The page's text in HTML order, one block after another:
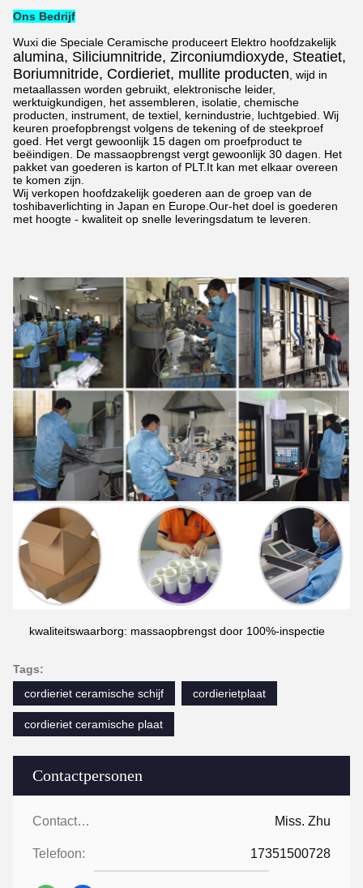
Contactpersonen
Contactpersonen: Miss. Zhu
Telefoon: 17351500728
Ons Bedrijf
Wuxi die Speciale Ceramische produceert Elektro hoofdzakelijk
alumina, Siliciumnitride, Zirconiumdioxyde, Steatiet,
Boriumnitride, Cordieriet, mullite producten , wijd in
metaallassen worden gebruikt, elektronische leider,
werktuigkundigen, het assembleren, isolatie, chemische
producten, instrument, de textiel, kernindustrie, luchtgebied. Wij
keuren proefopbrengst volgens de tekening of de steekproef
goed. Het vergt gewoonlijk 15 dagen om proefproduct te
beëindigen. De massaopbrengst vergt gewoonlijk 30 dagen. Het
pakket van goederen is karton of PLT.It kan met elkaar overeen
te komen zijn.
Wij verkopen hoofdzakelijk goederen aan de groep van de
toshibaverlichting in Japan en Europe.Our-het doel is goederen
met hoogte - kwaliteit op snelle leveringsdatum te leveren.
kwaliteitswaarborg: massaopbrengst door 100%-inspectie
Tags:
cordieriet ceramische schijf
cordierietplaat
cordieriet ceramische plaat